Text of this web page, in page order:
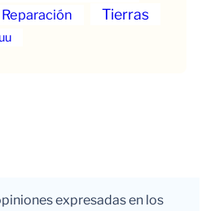
Reparación
Tierras
expresadas en los